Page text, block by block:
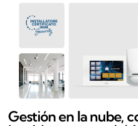
Gestión en la nube,